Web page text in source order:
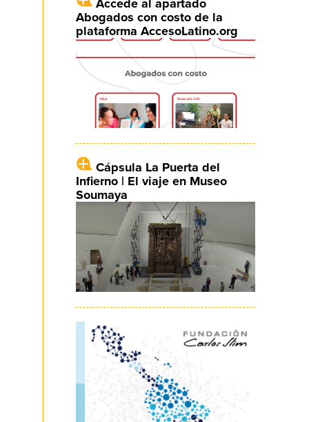
Accede al apartado
Abogados con costo de la
plataforma AccesoLatino.org
Cápsula La Puerta del
Infierno | El viaje en Museo
Soumaya